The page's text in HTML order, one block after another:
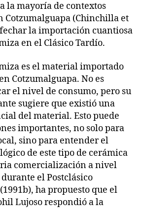
la mayoría de contextos
Cotzumalguapa (Chinchilla et
la importación cuantiosa
en el Clásico Tardío.
es el material importado
Cotzumalguapa. No es
el nivel de consumo, pero su
sugiere que existió una
del material. Esto puede
importantes, no solo para
sino para entender el
de este tipo de cerámica
comercialización a nivel
el Postclásico
ha propuesto que el
Lujoso respondió a la